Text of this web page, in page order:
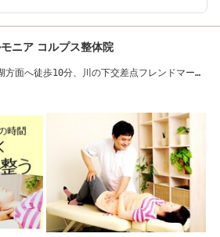
ニア コルプス整体院
方面へ徒歩10分、川の下交差点フレンドマート